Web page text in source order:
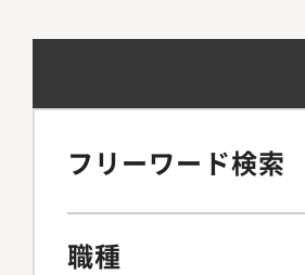
の取
的多
携を
では
連結
の支
ペレ
画と
力】
CFO
の仕
フリーワード検索
職種